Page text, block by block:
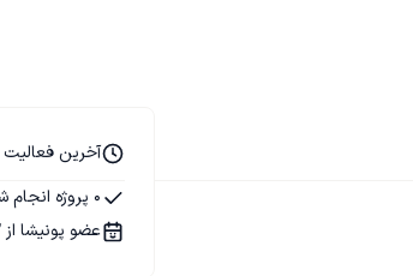
آخرین فعالیت 06 مهر 1404
0 پروژه انجام شده
عضو پونیشا از 02 مهر 1404